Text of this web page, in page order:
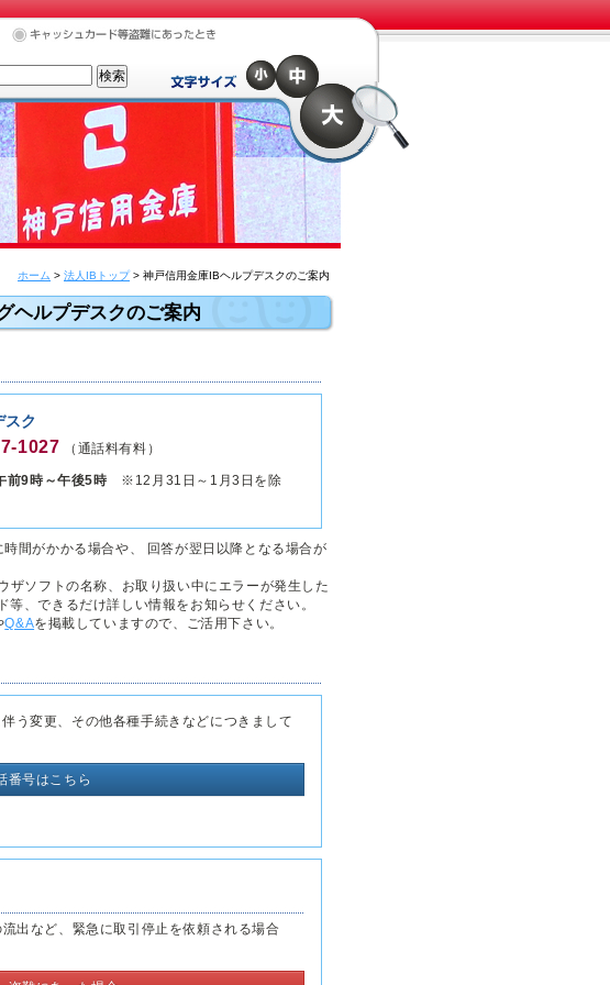
ホーム > 法人IBトップ> 神戸信用金庫IBヘルプデスクのご案内
ヘルプデスクのご案内
スク
1027 （通話料有料）
前9時～午後5時 ※12月31日～1月3日を除
間がかかる場合や、 回答が翌日以降となる場合が
ソフトの名称、お取り扱い中にエラーが発生した
、できるだけ詳しい情報をお知らせください。
Q&Aを掲載していますので、ご活用下さい。
う変更、その他各種手続きなどにつきまして
番号はこちら
出など、緊急に取引停止を依頼される場合